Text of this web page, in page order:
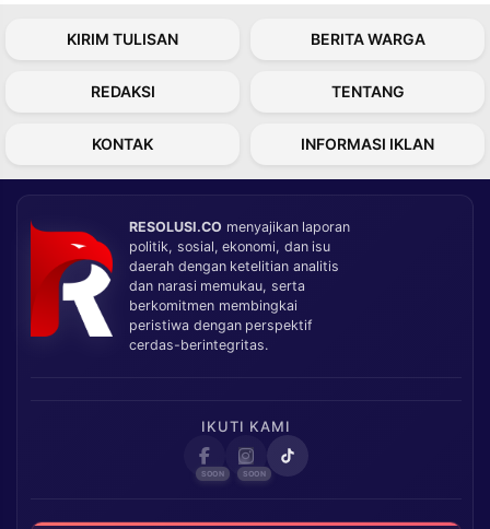
KIRIM TULISAN BERITA WARGA
REDAKSI TENTANG
KONTAK INFORMASI IKLAN
RESOLUSI.CO menyajikan laporan
politik, sosial, ekonomi, dan isu
daerah dengan ketelitian analitis
dan narasi memukau, serta
berkomitmen membingkai
peristiwa dengan perspektif
cerdas-berintegritas.
IKUTI KAMI